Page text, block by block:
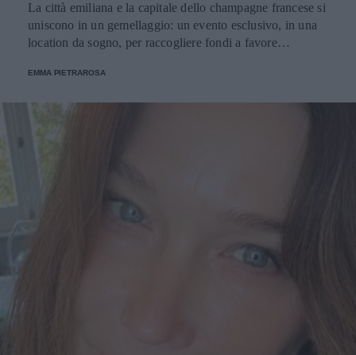
La città emiliana e la capitale dello champagne francese si
uniscono in un gemellaggio: un evento esclusivo, in una
location da sogno, per raccogliere fondi a favore
EMMA PIETRAROSA